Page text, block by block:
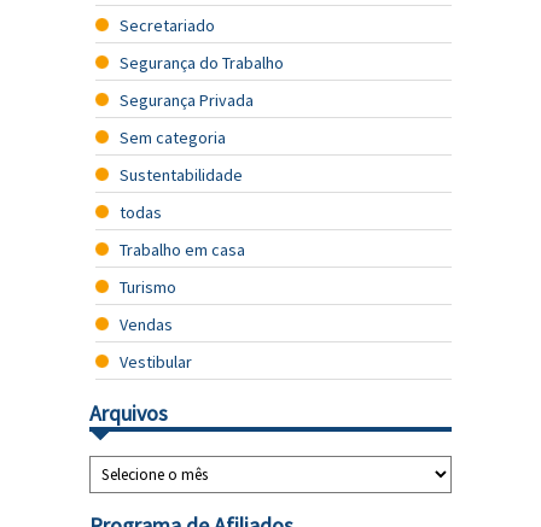
Secretariado
Segurança do Trabalho
Segurança Privada
Sem categoria
Sustentabilidade
todas
Trabalho em casa
Turismo
Vendas
Vestibular
Arquivos